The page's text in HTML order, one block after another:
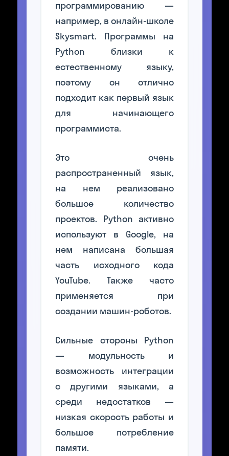
программированию —
например, в онлайн-школе
Skysmart. Программы на
Python близки к
естественному языку,
поэтому он отлично
подходит как первый язык
для начинающего
программиста.
Это очень
распространенный язык,
на нем реализовано
большое количество
проектов. Python активно
используют в Google, на
нем написана большая
часть исходного кода
YouTube. Также часто
применяется при
создании машин-роботов.
Сильные стороны Python
— модульность и
возможность интеграции
с другими языками, а
среди недостатков —
низкая скорость работы и
большое потребление
памяти.